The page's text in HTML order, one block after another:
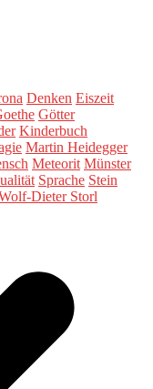
Denken Eiszeit
Götter
Kinderbuch
Martin Heidegger
Meteorit Münster
Sprache Stein
Dieter Storl